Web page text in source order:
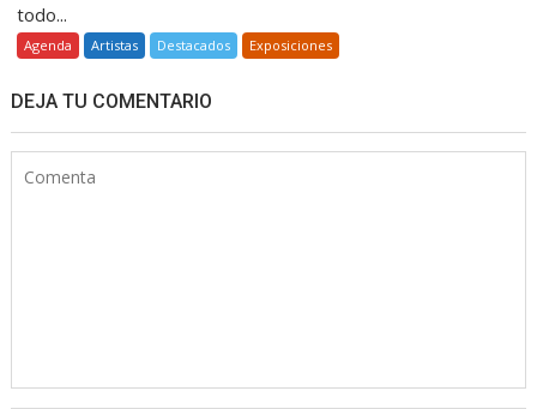
todo...
Agenda Artistas Destacados Exposiciones
DEJA TU COMENTARIO